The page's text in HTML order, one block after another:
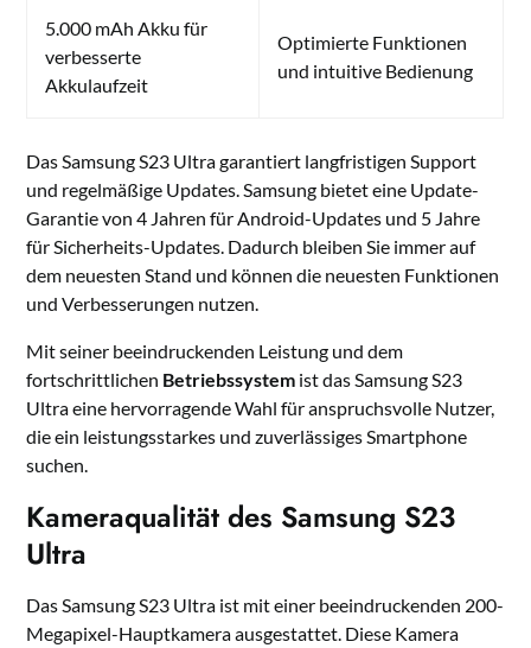
5.000 mAh Akku für
verbesserte
Akkulaufzeit
Optimierte Funktionen
und intuitive Bedienung
Das Samsung S23 Ultra garantiert langfristigen Support
und regelmäßige Updates. Samsung bietet eine Update-
Garantie von 4 Jahren für Android-Updates und 5 Jahre
für Sicherheits-Updates. Dadurch bleiben Sie immer auf
dem neuesten Stand und können die neuesten Funktionen
und Verbesserungen nutzen.
Mit seiner beeindruckenden Leistung und dem
fortschrittlichen Betriebssystem ist das Samsung S23
Ultra eine hervorragende Wahl für anspruchsvolle Nutzer,
die ein leistungsstarkes und zuverlässiges Smartphone
suchen.
Kameraqualität des Samsung S23
Ultra
Das Samsung S23 Ultra ist mit einer beeindruckenden 200-
Megapixel-Hauptkamera ausgestattet. Diese Kamera